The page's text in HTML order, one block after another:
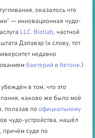
оказалось что
— инновационная чудо-
LLC. Biotlab, частной
Дэлавэр (к слову, тот
недавно
бактерий в бетоне.)
в том, что это
каково же было моё
полазав по официальному
чудо-устройства, нашёл
причём судя по